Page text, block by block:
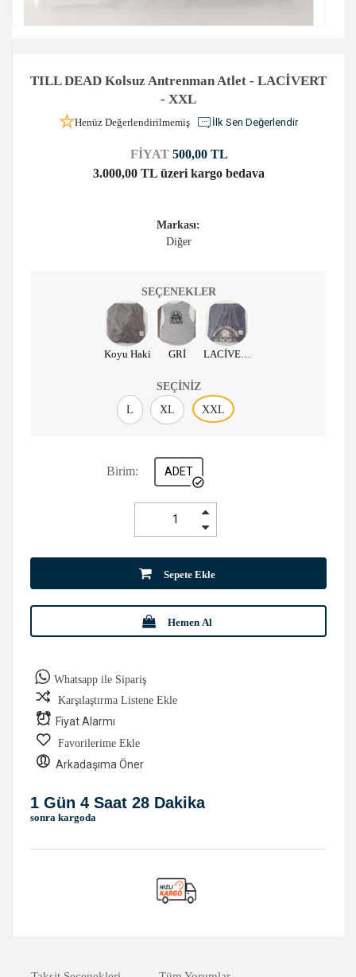
TILL DEAD Kolsuz Antrenman Atlet - LACİVERT
- XXL
Henüz Değerlendirilmemiş İlk Sen Değerlendir
FİYAT 500,00 TL
3.000,00 TL üzeri kargo bedava
Markası:
Diğer
SEÇENEKLER
Koyu Haki GRİ
SEÇINIZ
L
XL XXL
Birim: ADET
Sepete Ekle
Hemen Al
Whatsapp ile Sipariş
Karşılaştırma Listene Ekle
Fiyat Alarmı
Favorilerime Ekle
Arkadaşıma Öner
1 Gün 4 Saat 28 Dakika
sonra kargoda